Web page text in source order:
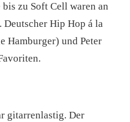
zu Soft Cell waren an
Deutscher Hip Hop á la
Hamburger) und Peter
gitarrenlastig. Der